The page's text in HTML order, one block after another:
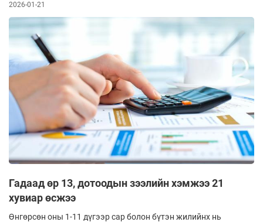
2026-01-21
Гадаад өр 13, дотоодын зээлийн хэмжээ 21
хувиар өсжээ
Өнгөрсөн оны 1-11 дүгээр сар болон бүтэн жилийнх нь